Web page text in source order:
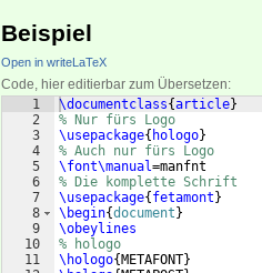
Beispiel
Open in writeLaTeX
Code, hier editierbar zum Übersetzen:
1
2
3
4
5
6
7
8
9
10
11
\documentclass{article}
% Nur fürs Logo
\usepackage{ hologo}
% Auch nur fürs Logo
\font\manual=manfnt
% Die komplette Schrift
\usepackage{ fetamont }
\begin{document }
\obeylines
% hologo
\hologo{ METAFONT}